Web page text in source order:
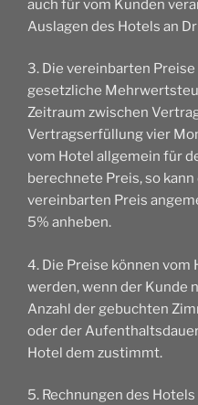
auch für vom Kunden
Auslagen des Hotels an
3. Die vereinbarten
gesetzliche
Zeitraum zwischen
Vertragserfüllung vier
vom Hotel allgemein für
berechnete Preis, so
vereinbarten Preis
5% anheben.
4. Die Preise können
werden, wenn der Kunde
Anzahl der gebuchten
oder der
Hotel dem zustimmt.
5. Rechnungen des